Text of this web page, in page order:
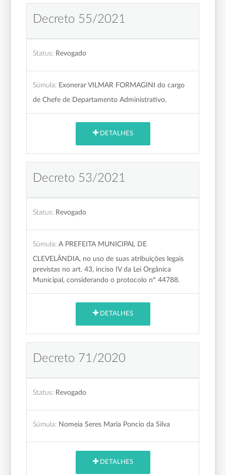
Decreto 55/2021
Status: Revogado
Súmula: Exonerar VILMAR FORMAGINI do cargo
de Chefe de Departamento Administrativo.
DETALHES
Decreto 53/2021
Status: Revogado
Súmula: A PREFEITA MUNICIPAL DE
CLEVELÂNDIA, no uso de suas atribuições legais
previstas no art. 43, inciso IV da Lei Orgânica
Municipal, considerando o protocolo nº 44788.
DETALHES
Decreto 71/2020
Status: Revogado
Súmula: Nomeia Seres Maria Poncio da Silva
DETALHES